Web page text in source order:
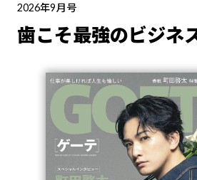
2026年9月号
歯こそ最強のビジネ